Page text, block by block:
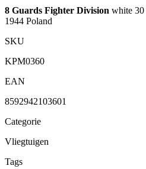
8 Guards Fighter Division white 30
1944 Poland
SKU
KPM0360
EAN
8592942103601
Categorie
Vliegtuigen
Tags